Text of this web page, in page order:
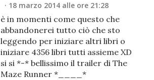
18 marzo 2014 alle ore 21:28
è in momenti come questo che
abbandonerei tutto ciò che sto
leggendo per iniziare altri libri o
iniziare 4356 libri tutti assieme XD
si si *-* bellissimo il trailer di The
Maze Runner *____*